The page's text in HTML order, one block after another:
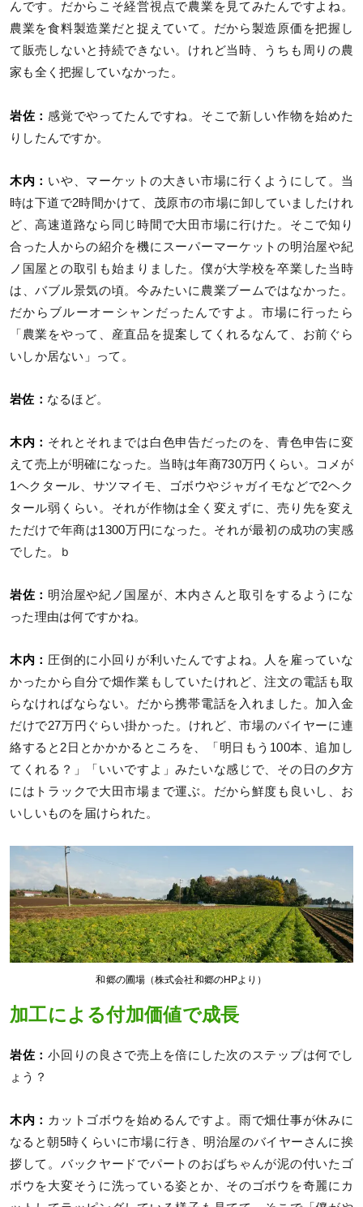
んです。だからこそ経営視点で農業を見てみたんですよね。
農業を食料製造業だと捉えていて。だから製造原価を把握し
て販売しないと持続できない。けれど当時、うちも周りの農
家も全く把握していなかった。
岩佐：感覚でやってたんですね。そこで新しい作物を始めた
りしたんですか。
木内： いや、マーケットの大きい市場に行くようにして。当
時は下道で2時間かけて、茂原市の市場に卸していましたけれ
ど、高速道路なら同じ時間で大田市場に行けた。そこで知り
合った人からの紹介を機にスーパーマーケットの明治屋や紀
ノ国屋との取引も始まりました。僕が大学校を卒業した当時
は、バブル景気の頃。今みたいに農業ブームではなかった。
だからブルーオーシャンだったんですよ。市場に行ったら
「農業をやって、産直品を提案してくれるなんて、お前ぐら
いしか居ない」って。
岩佐： なるほど。
木内： それとそれまでは白色申告だったのを、青色申告に変
えて売上が明確になった。当時は年商730万円くらい。コメが
1ヘクタール、サツマイモ、ゴボウやジャガイモなどで2ヘク
タール弱くらい。それが作物は全く変えずに、売り先を変え
ただけで年商は1300万円になった。それが最初の成功の実感
でした。ｂ
岩佐： 明治屋や紀ノ国屋が、木内さんと取引をするようにな
った理由は何ですかね。
木内： 圧倒的に小回りが利いたんですよね。人を雇っていな
かったから自分で畑作業もしていたけれど、注文の電話も取
らなければならない。だから携帯電話を入れました。加入金
だけで27万円ぐらい掛かった。けれど、市場のバイヤーに連
絡すると2日とかかかるところを、「明日もう100本、追加し
てくれる？」「いいですよ」みたいな感じで、その日の夕方
にはトラックで大田市場まで運ぶ。だから鮮度も良いし、お
いしいものを届けられた。
和郷の圃場（株式会社和郷のHPより）
加工による付加価値で成長
岩佐：小回りの良さで売上を倍にした次のステップは何でし
ょう？
木内： カットゴボウを始めるんですよ。雨で畑仕事が休みに
なると朝5時くらいに市場に行き、明治屋のバイヤーさんに挨
拶して。バックヤードでパートのおばちゃんが泥の付いたゴ
ボウを大変そうに洗っている姿とか、そのゴボウを奇麗にカ